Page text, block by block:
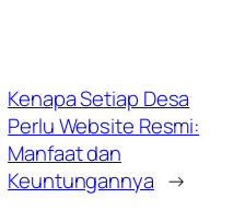
Kenapa Setiap Desa
Perlu Website Resmi:
Manfaat dan
Keuntungannya →